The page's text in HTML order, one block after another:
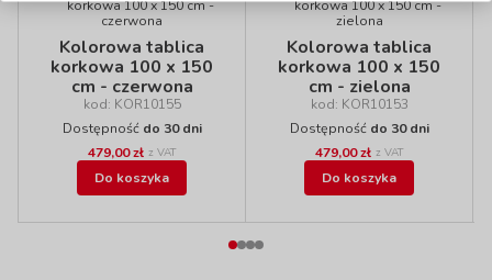
Kolorowa tablica
korkowa 100 x 150
cm - czerwona
kod: KOR10155
Dostępność do 30 dni
479,00 zł z VAT
Do koszyka
Kolorowa tablica
korkowa 100 x 150
cm - zielona
kod: KOR10153
Dostępność do 30 dni
479,00 zł z VAT
Do koszyka